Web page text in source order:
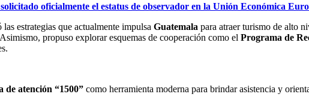
oficialmente el estatus de observador en la Unión Económica
las estrategias que actualmente impulsa Guatemala para atraer turismo de alto
propuso explorar esquemas de cooperación como el Programa de
de atención “1500” como herramienta moderna para brindar asistencia y